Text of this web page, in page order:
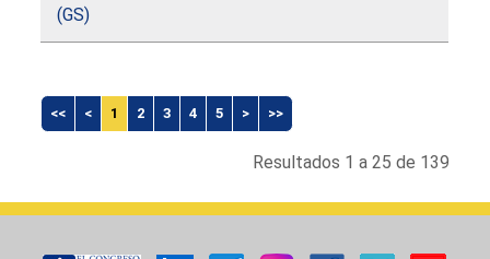
(GS)
<< < 1 2 3 4 5 > >>
Resultados 1 a 25 de 139